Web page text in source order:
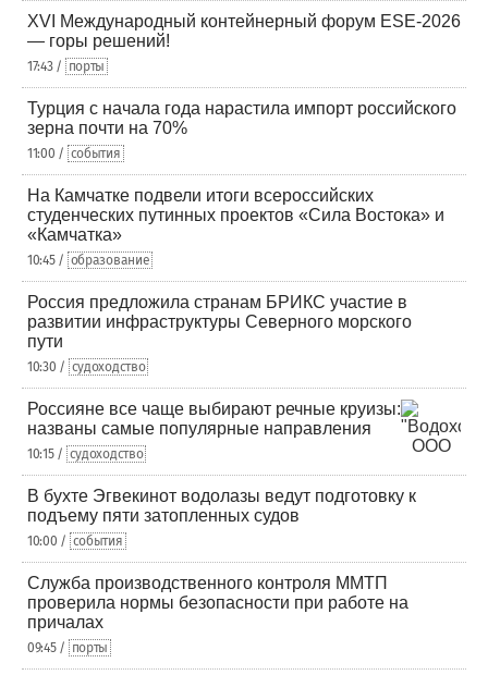
XVI Международный контейнерный форум ESE-2026
— горы решений!
17:43 / порты
Турция с начала года нарастила импорт российского
зерна почти на 70%
11:00 / события
На Камчатке подвели итоги всероссийских
студенческих путинных проектов «Сила Востока» и
«Камчатка»
10:45 / образование
Россия предложила странам БРИКС участие в
развитии инфраструктуры Северного морского
пути
10:30 / судоходство
Россияне все чаще выбирают речные круизы:
названы самые популярные направления
10:15 / судоходство
В бухте Эгвекинот водолазы ведут подготовку к
подъему пяти затопленных судов
10:00 / события
Служба производственного контроля ММТП
проверила нормы безопасности при работе на
причалах
09:45 / порты